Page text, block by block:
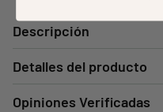
Descripción
Detalles del producto
Opiniones Verificadas